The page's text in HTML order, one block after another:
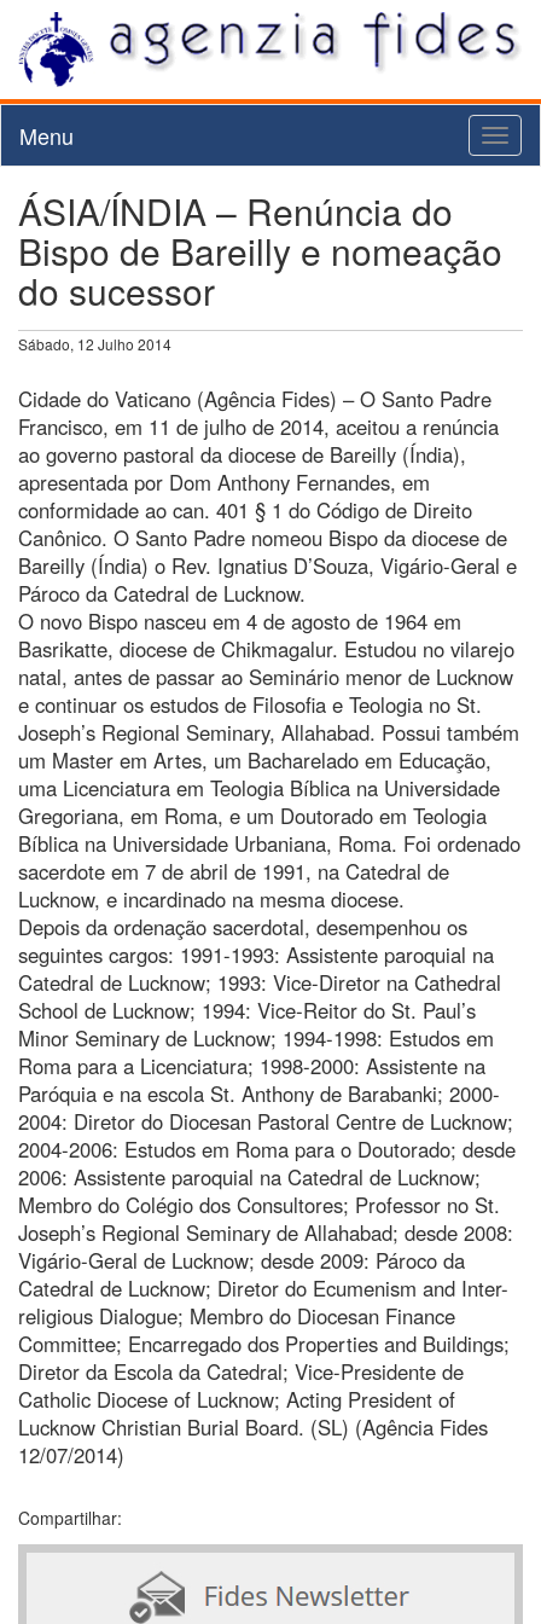
Menu
ÁSIA/ÍNDIA – Renúncia do
Bispo de Bareilly e nomeação
do sucessor
Sábado, 12 Julho 2014
Cidade do Vaticano (Agência Fides) – O Santo Padre
Francisco, em 11 de julho de 2014, aceitou a renúncia
ao governo pastoral da diocese de Bareilly (Índia),
apresentada por Dom Anthony Fernandes, em
conformidade ao can. 401 § 1 do Código de Direito
Canônico. O Santo Padre nomeou Bispo da diocese de
Bareilly (Índia) o Rev. Ignatius D’Souza, Vigário-Geral e
Pároco da Catedral de Lucknow.
O novo Bispo nasceu em 4 de agosto de 1964 em
Basrikatte, diocese de Chikmagalur. Estudou no vilarejo
natal, antes de passar ao Seminário menor de Lucknow
e continuar os estudos de Filosofia e Teologia no St.
Joseph’s Regional Seminary, Allahabad. Possui também
um Master em Artes, um Bacharelado em Educação,
uma Licenciatura em Teologia Bíblica na Universidade
Gregoriana, em Roma, e um Doutorado em Teologia
Bíblica na Universidade Urbaniana, Roma. Foi ordenado
sacerdote em 7 de abril de 1991, na Catedral de
Lucknow, e incardinado na mesma diocese.
Depois da ordenação sacerdotal, desempenhou os
seguintes cargos: 1991-1993: Assistente paroquial na
Catedral de Lucknow; 1993: Vice-Diretor na Cathedral
School de Lucknow; 1994: Vice-Reitor do St. Paul’s
Minor Seminary de Lucknow; 1994-1998: Estudos em
Roma para a Licenciatura; 1998-2000: Assistente na
Paróquia e na escola St. Anthony de Barabanki; 2000-
2004: Diretor do Diocesan Pastoral Centre de Lucknow;
2004-2006: Estudos em Roma para o Doutorado; desde
2006: Assistente paroquial na Catedral de Lucknow;
Membro do Colégio dos Consultores; Professor no St.
Joseph’s Regional Seminary de Allahabad; desde 2008:
Vigário-Geral de Lucknow; desde 2009: Pároco da
Catedral de Lucknow; Diretor do Ecumenism and Inter-
religious Dialogue; Membro do Diocesan Finance
Committee; Encarregado dos Properties and Buildings;
Diretor da Escola da Catedral; Vice-Presidente de
Catholic Diocese of Lucknow; Acting President of
Lucknow Christian Burial Board. (SL) (Agência Fides
12/07/2014)
Compartilhar: